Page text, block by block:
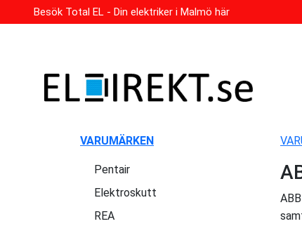
Besök Total EL - Din elektriker i Malmö här
VARUMÄRKEN
Pentair
Elektroskutt
REA